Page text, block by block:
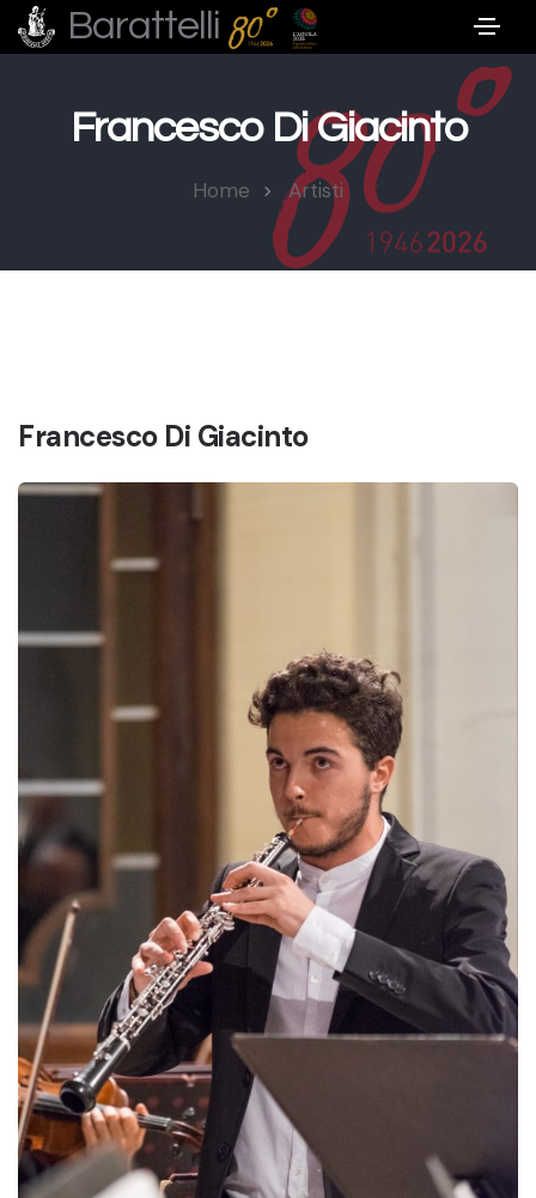
Barattelli
Francesco Di Giacinto
Home Artisti
Francesco Di Giacinto